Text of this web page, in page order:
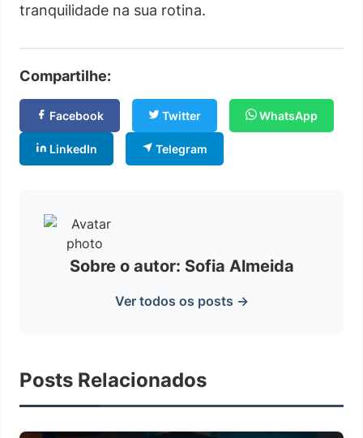
tranquilidade na sua rotina.
Compartilhe:
Facebook Twitter WhatsApp
LinkedIn Telegram
Sobre o autor: Sofia Almeida
Ver todos os posts →
Posts Relacionados